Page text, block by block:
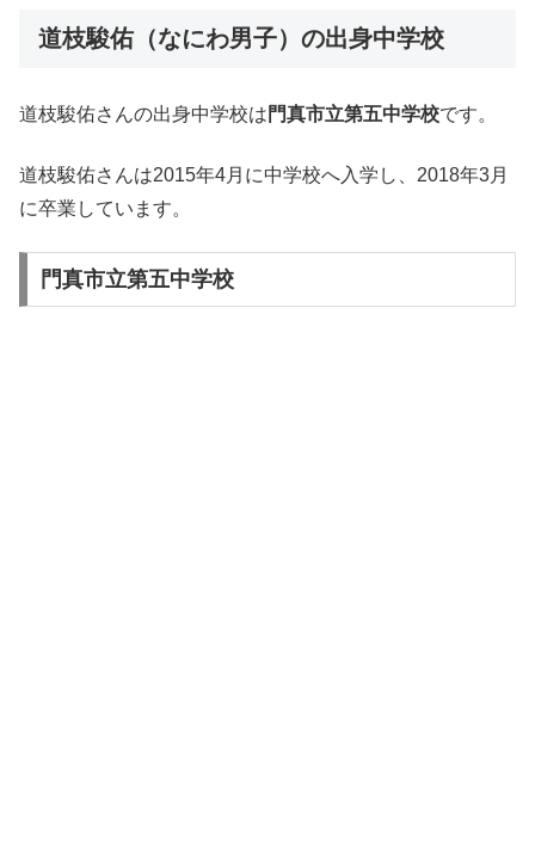
道枝駿佑（なにわ男子）の出身中学校
道枝駿佑さんの出身中学校は 門真市立第五中学校です。
道枝駿佑さんは2015年4月に中学校へ入学し、2018年3月
に卒業しています。
門真市立第五中学校